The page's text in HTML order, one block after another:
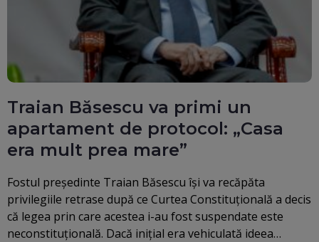
Traian Băsescu va primi un
apartament de protocol: „Casa
era mult prea mare”
Fostul președinte Traian Băsescu își va recăpăta
privilegiile retrase după ce Curtea Constituțională a decis
că legea prin care acestea i-au fost suspendate este
neconstituțională. Dacă inițial era vehiculată ideea…